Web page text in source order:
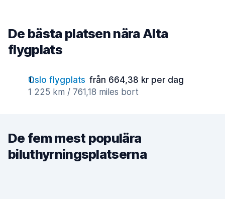
De bästa platsen nära Alta
flygplats
Oslo flygplats från 664,38 kr per dag
1 225 km / 761,18 miles bort
De fem mest populära
biluthyrningsplatserna